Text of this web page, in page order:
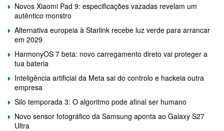
Novos Xiaomi Pad 9: especificações vazadas revelam um
autêntico monstro
Alternativa europeia à Starlink recebe luz verde para arrancar
em 2029
HarmonyOS 7 beta: novo carregamento direto vai proteger a
tua bateria
Inteligência artificial da Meta sai do controlo e hackeia outra
empresa
Silo temporada 3: O algoritmo pode afinal ser humano
Novo sensor fotográfico da Samsung aponta ao Galaxy S27
Ultra